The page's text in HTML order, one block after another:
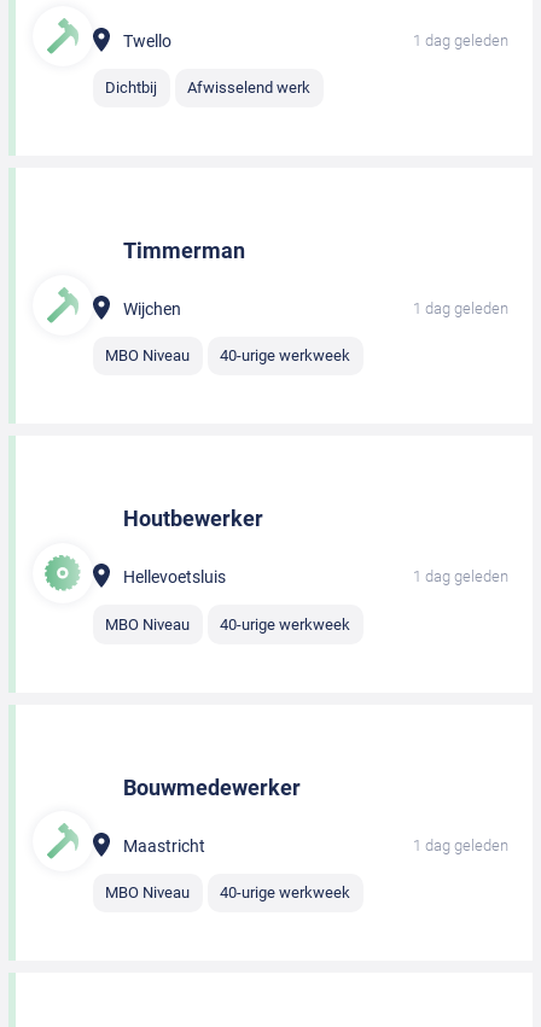
Twello 1 dag geleden
Dichtbij Afwisselend werk
Timmerman
Wijchen 1 dag geleden
MBO Niveau 40-urige werkweek
Houtbewerker
Hellevoetsluis 1 dag geleden
MBO Niveau 40-urige werkweek
Bouwmedewerker
Maastricht 1 dag geleden
MBO Niveau 40-urige werkweek